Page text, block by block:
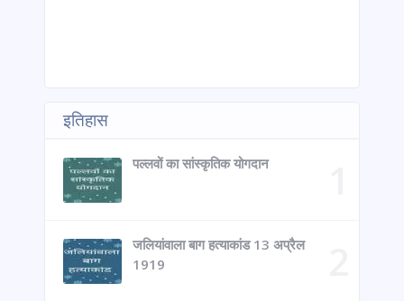
इतिहास
पल्लवों का सांस्कृतिक योगदान
जलियांवाला बाग हत्याकांड 13 अप्रैल
1919